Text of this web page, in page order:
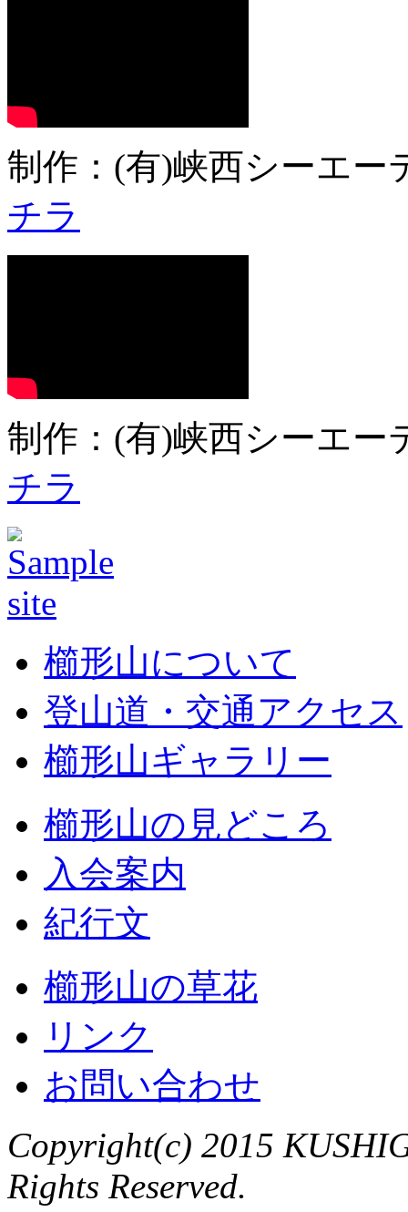
制作：(有)峡西シーエ
チラ
制作：(有)峡西シーエ
チラ
櫛形山について
登山道・交通アクセス
櫛形山ギャラリー
櫛形山の見どころ
入会案内
紀行文
櫛形山の草花
リンク
お問い合わせ
Copyright(c) 2015
Rights Reserved.